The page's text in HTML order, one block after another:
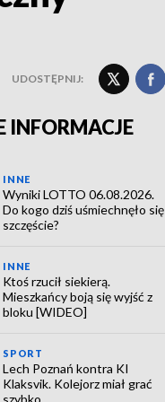
UDOSTĘPNIJ:
INFORMACJE
INNE
Wyniki LOTTO 06.08.2026.
Do kogo dziś uśmiechnęło się
szczęście?
INNE
Ktoś rzucił siekierą.
Mieszkańcy boją się wyjść z
bloku [WIDEO]
SPORT
Lech Poznań kontra KI
Klaksvik. Kolejorz miał grać
szybko